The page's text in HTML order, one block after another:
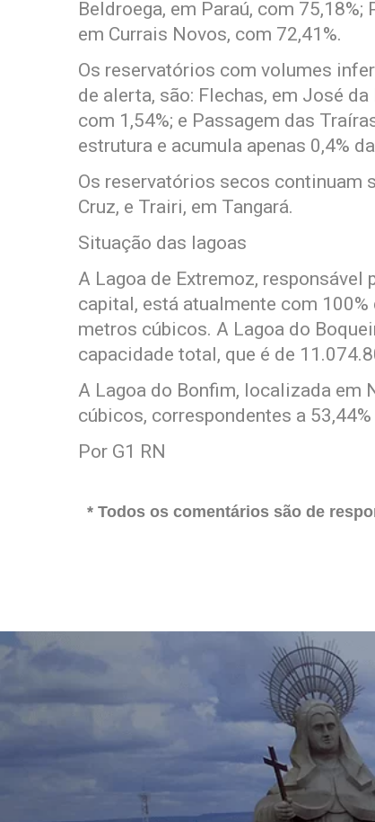
Beldroega, em Paraú, com 75,18%;
em Currais Novos, com 72,41%.
Os reservatórios com volumes
de alerta, são: Flechas, em José da
com 1,54%; e Passagem das
estrutura e acumula apenas 0,4%
Os reservatórios secos continuam
Cruz, e Trairi, em Tangará.
Situação das lagoas
A Lagoa de Extremoz,
capital, está atualmente com
metros cúbicos. A Lagoa do
capacidade total, que é de
A Lagoa do Bonfim, localizada em
cúbicos, correspondentes a
Por G1 RN
* Todos os comentários são de